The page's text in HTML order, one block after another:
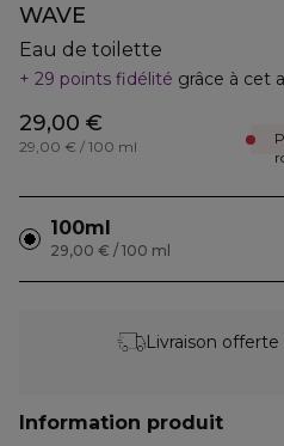
WAVE
Eau de toilette
29 points fidélité grâce à cet
29,00 €
29,00 € / 100 ml
100ml
29,00 € / 100 ml
Livraison offerte
Information produit